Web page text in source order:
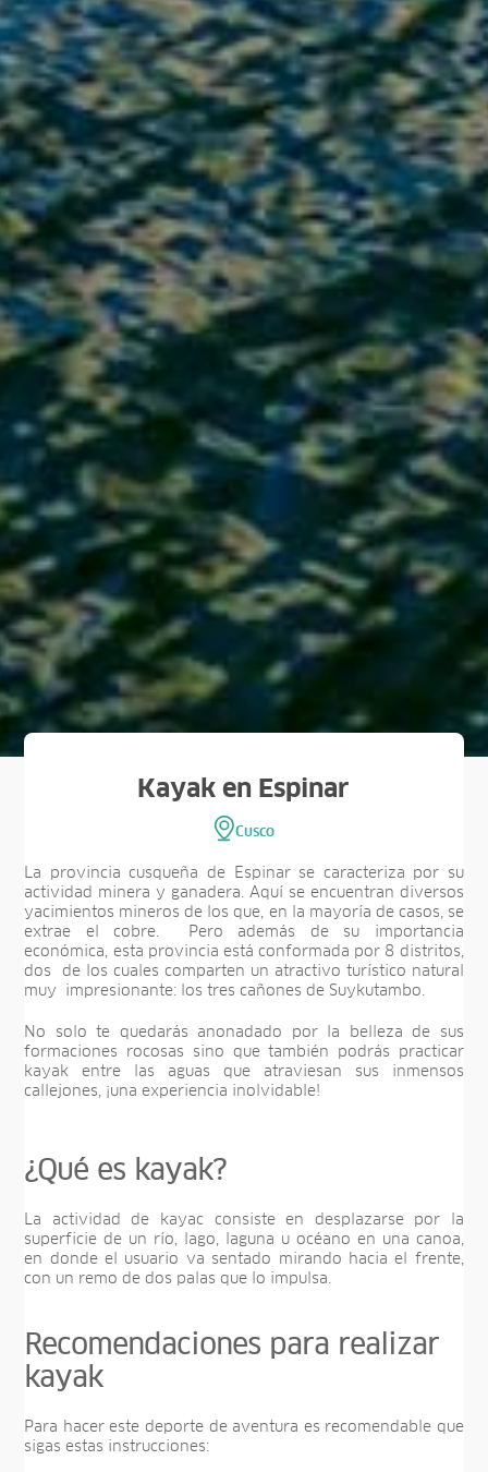
Kayak en Espinar
Cusco
La provincia cusqueña de Espinar se caracteriza por su
actividad minera y ganadera. Aquí se encuentran diversos
yacimientos mineros de los que, en la mayoría de casos, se
extrae el cobre. Pero además de su importancia
económica, esta provincia está conformada por 8 distritos,
dos de los cuales comparten un atractivo turístico natural
muy impresionante: los tres cañones de Suykutambo.
No solo te quedarás anonadado por la belleza de sus
formaciones rocosas sino que también podrás practicar
kayak entre las aguas que atraviesan sus inmensos
callejones, ¡una experiencia inolvidable!
¿Qué es kayak?
La actividad de kayac consiste en desplazarse por la
superficie de un río, lago, laguna u océano en una canoa,
en donde el usuario va sentado mirando hacia el frente,
con un remo de dos palas que lo impulsa.
Recomendaciones para realizar
kayak
Para hacer este deporte de aventura es recomendable que
sigas estas instrucciones: